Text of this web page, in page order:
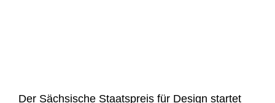
Der Sächsische Staatspreis für Design startet